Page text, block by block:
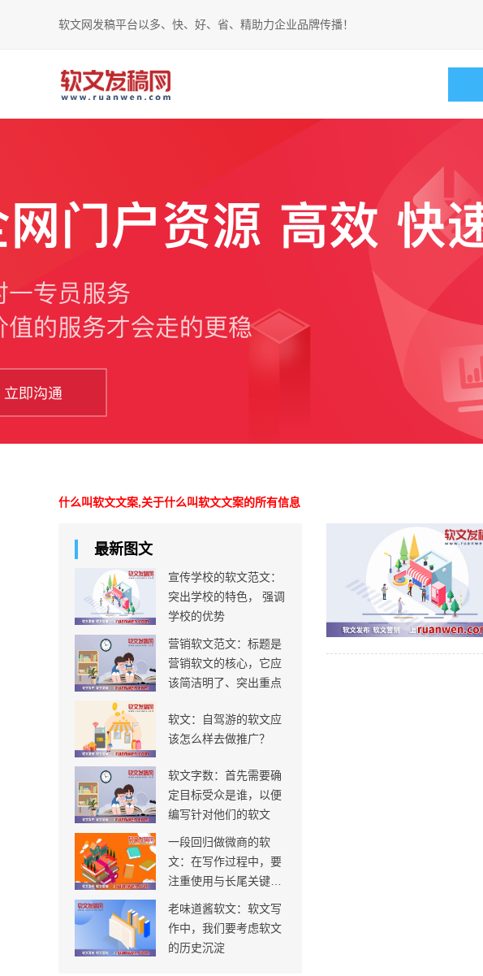
软文网发稿平台以多、快、好、省、精助力企业品牌传播！
什么叫软文文案,关于什么叫软文文案的所有信息
最新图文
宣传学校的软文范文：
突出学校的特色， 强调
学校的优势
营销软文范文：标题是
营销软文的核心，它应
该简洁明了、突出重点
软文：自驾游的软文应
该怎么样去做推广？
软文字数：首先需要确
定目标受众是谁，以便
编写针对他们的软文
一段回归做微商的软
文：在写作过程中，要
注重使用与长尾关键词
相关的主题和内容
老味道酱软文：软文写
作中，我们要考虑软文
的历史沉淀